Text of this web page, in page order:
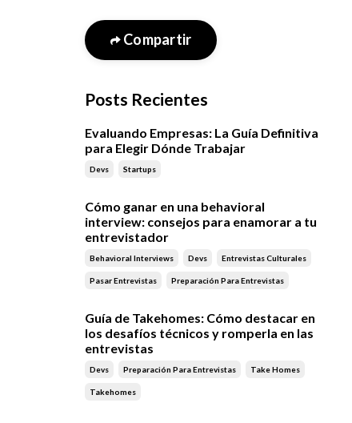
Compartir
Posts Recientes
Evaluando Empresas: La Guía Definitiva
para Elegir Dónde Trabajar
Devs Startups
Cómo ganar en una behavioral
interview: consejos para enamorar a tu
entrevistador
Behavioral Interviews Devs Entrevistas Culturales
Pasar Entrevistas Preparación Para Entrevistas
Guía de Takehomes: Cómo destacar en
los desafíos técnicos y romperla en las
entrevistas
Devs Preparación Para Entrevistas Take Homes
Takehomes